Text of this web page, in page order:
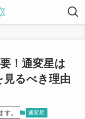
！通変星は
るべき理由
。 通変星